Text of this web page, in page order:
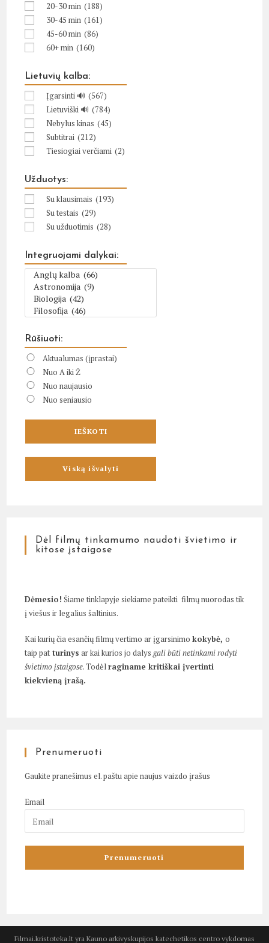
20-30 min (188)
30-45 min (161)
45-60 min (86)
60+ min (160)
Lietuvių kalba:
Įgarsinti 🔊 (567)
Lietuviški 🔊 (784)
Nebylus kinas (45)
Subtitrai (212)
Tiesiogiai verčiami (2)
Užduotys:
Su klausimais (193)
Su testais (29)
Su užduotimis (28)
Integruojami dalykai:
Rūšiuoti:
Aktualumas (įprastai)
Nuo A iki Ž
Nuo naujausio
Nuo seniausio
Dėl filmų tinkamumo naudoti švietimo ir
kitose įstaigose
Dėmesio! Šiame tinklapyje siekiame pateikti filmų nuorodas tik
į viešus ir legalius šaltinius.
Kai kurių čia esančių filmų vertimo ar įgarsinimokokybė,o
taip pat turinys ar kai kurios jo dalysgali būti netinkami rodyti
švietimo įstaigose. Todėlraginame kritiškai įvertinti
kiekvieną įrašą.
Prenumeruoti
Gaukite pranešimus el. paštu apie naujus vaizdo įrašus
Email
Filmai.kristoteka.lt yra Kauno arkivyskupijos katechetikos centro vykdomas